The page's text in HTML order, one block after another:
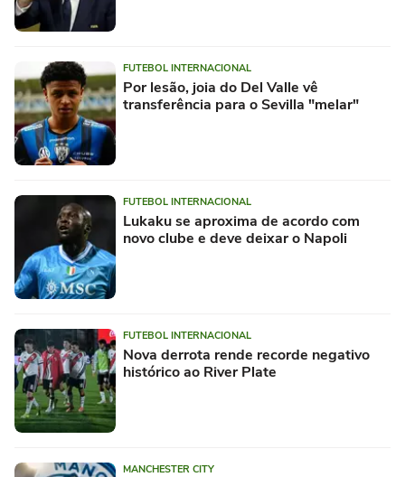
FUTEBOL INTERNACIONAL
Por lesão, joia do Del Valle vê
transferência para o Sevilla "melar"
FUTEBOL INTERNACIONAL
Lukaku se aproxima de acordo com
novo clube e deve deixar o Napoli
FUTEBOL INTERNACIONAL
Nova derrota rende recorde negativo
histórico ao River Plate
MANCHESTER CITY